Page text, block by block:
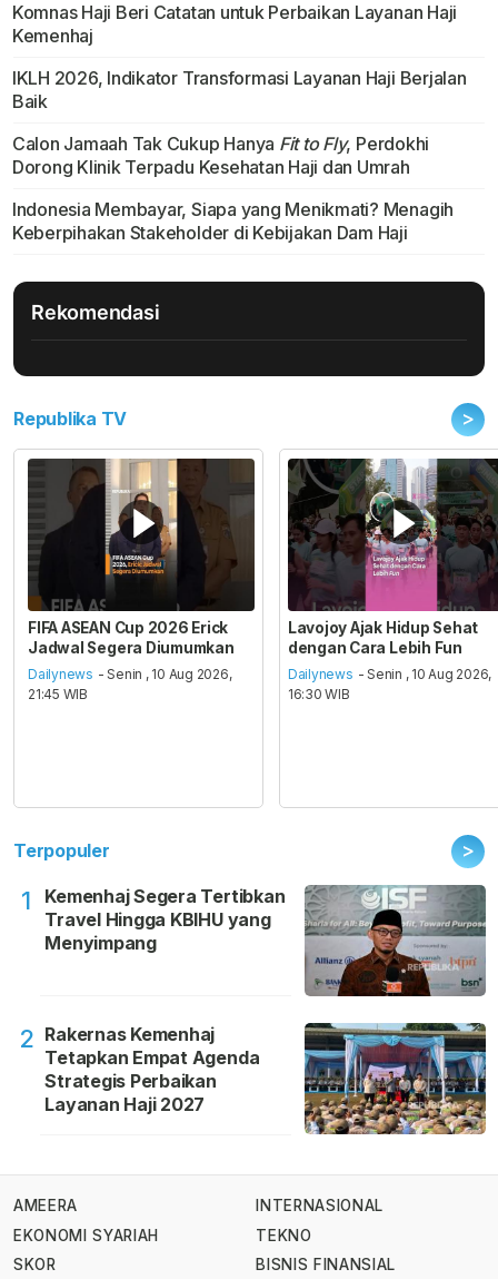
Komnas Haji Beri Catatan untuk Perbaikan Layanan Haji
Kemenhaj
IKLH 2026, Indikator Transformasi Layanan Haji Berjalan
Baik
Calon Jamaah Tak Cukup Hanya Fit to Fly, Perdokhi
Dorong Klinik Terpadu Kesehatan Haji dan Umrah
Indonesia Membayar, Siapa yang Menikmati? Menagih
Keberpihakan Stakeholder di Kebijakan Dam Haji
Rekomendasi
Republika TV >
FIFA ASEAN Cup 2026 Erick
Jadwal Segera Diumumkan
Dailynews - Senin , 10 Aug 2026,
21:45 WIB
Lavojoy Ajak Hidup Sehat
dengan Cara Lebih Fun
Dailynews - Senin , 10 Aug 2026,
16:30 WIB
Terpopuler >
1
Kemenhaj Segera Tertibkan
Travel Hingga KBIHU yang
Menyimpang
2 Rakernas Kemenhaj
Tetapkan Empat Agenda
Strategis Perbaikan
Layanan Haji 2027
AMEERA
EKONOMI SYARIAH
SKOR
INTERNASIONAL
TEKNO
BISNIS FINANSIAL